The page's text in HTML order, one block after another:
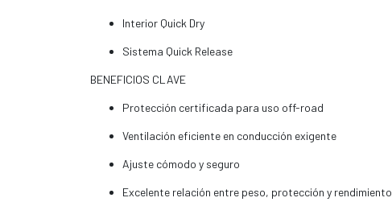
Interior Quick Dry
Sistema Quick Release
BENEFICIOS CLAVE
Protección certificada para uso off-road
Ventilación eficiente en conducción exigente
Ajuste cómodo y seguro
Excelente relación entre peso, protección y rendimiento